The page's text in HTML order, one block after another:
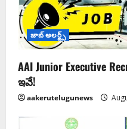
జాబ్ అలర్ట్స్
AAI Junior Executive
ఇవే!
aakerutelugunews